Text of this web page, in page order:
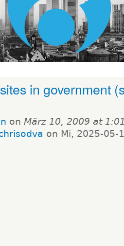
in government
on März 10, 2009 at
on Mi, 2025-05-